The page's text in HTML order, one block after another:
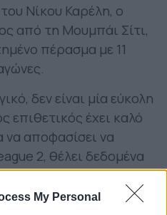
My Personal
Νίκου Καρέλη, ο
από τη Μουμπάι Σίτι,
πέρασμα με 11
δεν είναι μία εύκολη
έχει καλό
να αποφασίσει να
2, θέλει δεδομένα
θα τον εξασφαλίζει σε